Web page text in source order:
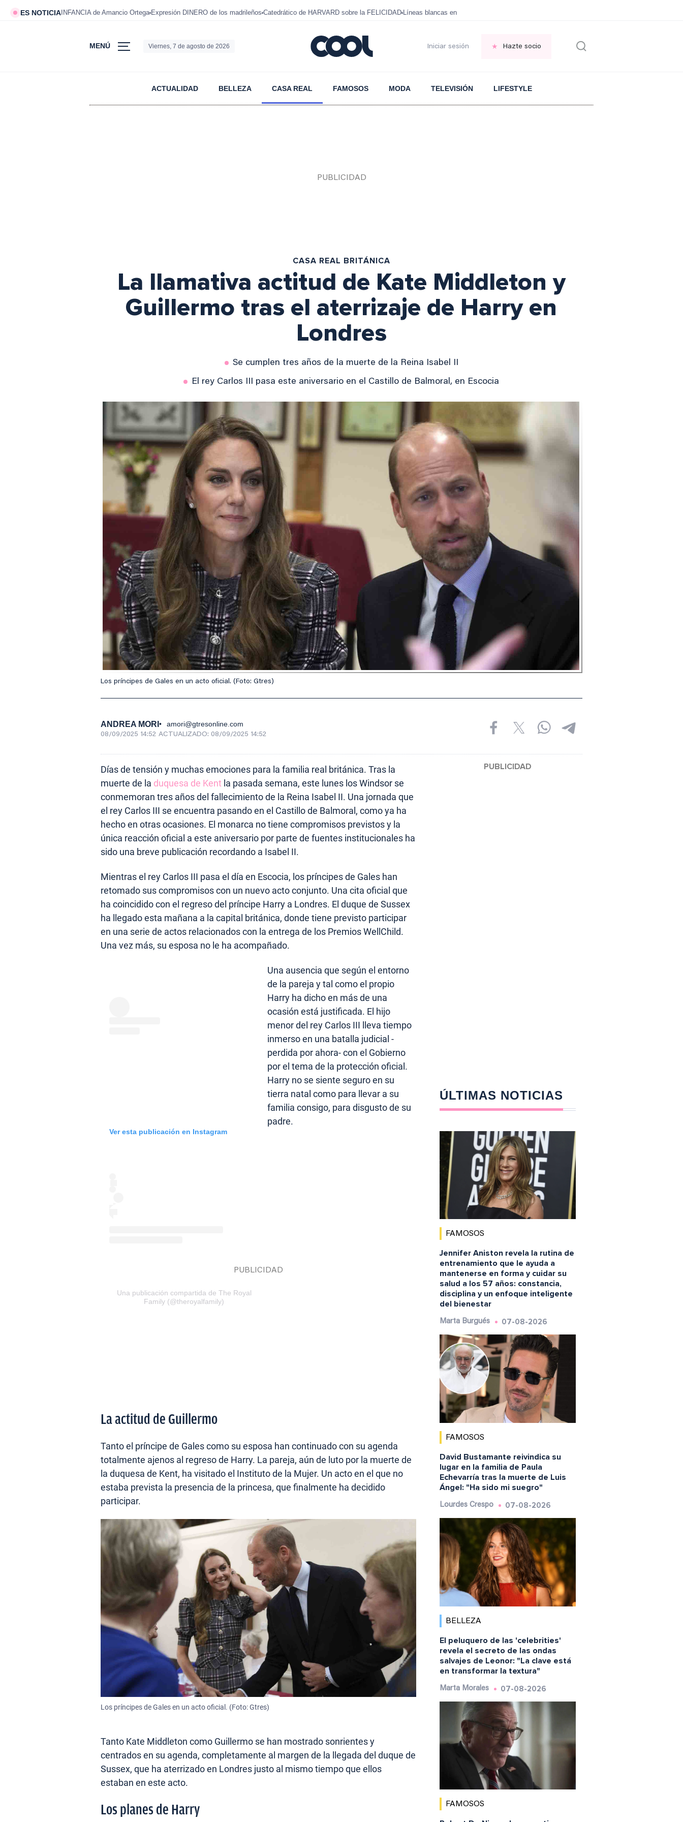
ES NOTICIA INFANCIA de Amancio Ortega Expresión DINERO de los madrileños Catedrático de HARVARD sobre la FELICIDAD Líneas blancas en las VENTANAS
MENÚ Viernes, 7 de agosto de 2026 Iniciar sesión Hazte socio
ACTUALIDAD BELLEZA CASA REAL FAMOSOS MODA TELEVISIÓN LIFESTYLE
CASA REAL BRITÁNICA
La llamativa actitud de Kate Middleton y
Guillermo tras el aterrizaje de Harry en
Londres
Se cumplen tres años de la muerte de la Reina Isabel II
El rey Carlos III pasa este aniversario en el Castillo de Balmoral, en Escocia
Los príncipes de Gales en un acto oficial. (Foto: Gtres)
ANDREA MORI amori@gtresonline.com
08/09/2025 14:52 ACTUALIZADO: 08/09/2025 14:52
Días de tensión y muchas emociones para la familia real británica. Tras la
muerte de la duquesa de Kent la pasada semana, este lunes los Windsor se
conmemoran tres años del fallecimiento de la Reina Isabel II. Una jornada que
el rey Carlos III se encuentra pasando en el Castillo de Balmoral, como ya ha
hecho en otras ocasiones. El monarca no tiene compromisos previstos y la
única reacción oficial a este aniversario por parte de fuentes institucionales ha
sido una breve publicación recordando a Isabel II.
Mientras el rey Carlos III pasa el día en Escocia, los príncipes de Gales han
retomado sus compromisos con un nuevo acto conjunto. Una cita oficial que
ha coincidido con el regreso del príncipe Harry a Londres. El duque de Sussex
ha llegado esta mañana a la capital británica, donde tiene previsto participar
en una serie de actos relacionados con la entrega de los Premios WellChild.
Una vez más, su esposa no le ha acompañado.
Ver esta publicación en Instagram
Una publicación compartida de The Royal
Family (@theroyalfamily)
Una ausencia que según el entorno
de la pareja y tal como el propio
Harry ha dicho en más de una
ocasión está justificada. El hijo
menor del rey Carlos III lleva tiempo
inmerso en una batalla judicial -
perdida por ahora- con el Gobierno
por el tema de la protección oficial.
Harry no se siente seguro en su
tierra natal como para llevar a su
familia consigo, para disgusto de su
padre.
La actitud de Guillermo
Tanto el príncipe de Gales como su esposa han continuado con su agenda
totalmente ajenos al regreso de Harry. La pareja, aún de luto por la muerte de
la duquesa de Kent, ha visitado el Instituto de la Mujer. Un acto en el que no
estaba prevista la presencia de la princesa, que finalmente ha decidido
participar.
Los príncipes de Gales en un acto oficial. (Foto: Gtres)
Tanto Kate Middleton como Guillermo se han mostrado sonrientes y
centrados en su agenda, completamente al margen de la llegada del duque de
Sussex, que ha aterrizado en Londres justo al mismo tiempo que ellos
estaban en este acto.
Los planes de Harry
ÚLTIMAS NOTICIAS
FAMOSOS
Jennifer Aniston revela la rutina de
entrenamiento que le ayuda a
mantenerse en forma y cuidar su
salud a los 57 años: constancia,
disciplina y un enfoque inteligente
del bienestar
Marta Burgués 07-08-2026
FAMOSOS
David Bustamante reivindica su
lugar en la familia de Paula
Echevarría tras la muerte de Luis
Ángel: "Ha sido mi suegro"
Lourdes Crespo 07-08-2026
BELLEZA
El peluquero de las 'celebrities'
revela el secreto de las ondas
salvajes de Leonor: "La clave está
en transformar la textura"
Marta Morales 07-08-2026
FAMOSOS